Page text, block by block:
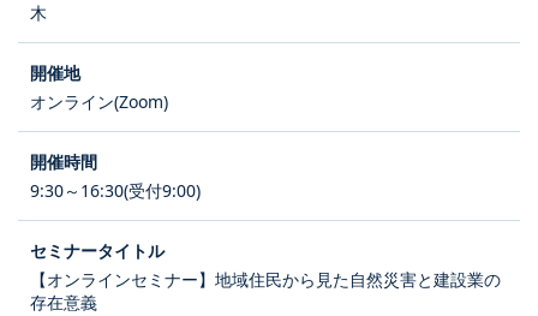
木
オンライン(Zoom)
9:30～16:30(受付9:00)
【オンラインセミナー】地域住民から見た自然災害と建設業の
存在意義